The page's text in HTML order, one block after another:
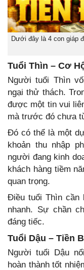
Dưới đây là 4 con giáp
Tuổi Thìn – Cơ
Người tuổi Thìn
ngại thử thách.
được một tin vui
mà trước đó chưa
Đó có thể là một
khoản thu nhập
người đang kinh
khách hàng tiềm
quan trọng.
Điều tuổi Thìn cần
nhanh. Sự chần
đáng tiếc.
Tuổi Dậu – Tiền
Người tuổi Dậu
hoàn thành tốt